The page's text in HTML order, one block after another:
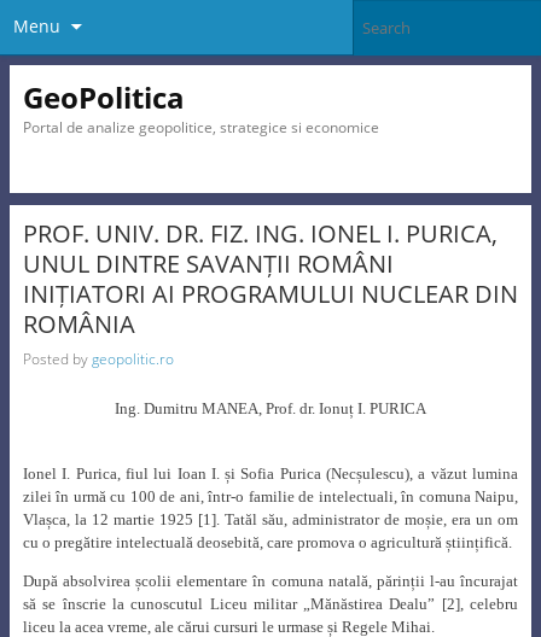
Menu
GeoPolitica
Portal de analize geopolitice, strategice si economice
PROF. UNIV. DR. FIZ. ING. IONEL I. PURICA,
UNUL DINTRE SAVANȚII ROMÂNI
INIȚIATORI AI PROGRAMULUI NUCLEAR DIN
ROMÂNIA
Posted bygeopolitic.ro
Ing. Dumitru MANEA, Prof. dr. Ionuț I. PURICA
Ionel I. Purica, fiul lui Ioan I. și Sofia Purica (Necșulescu), a văzut lumina
zilei în urmă cu 100 de ani, într-o familie de intelectuali, în comuna Naipu,
Vlașca, la 12 martie 1925 [1]. Tatăl său, administrator de moșie, era un om
cu o pregătire intelectuală deosebită, care promova o agricultură științifică.
După absolvirea școlii elementare în comuna natală, părinții l-au încurajat
să se înscrie la cunoscutul Liceu militar
„Mănăstirea Dealu” [2], celebru
liceu la acea vreme, ale cărui cursuri le urmase și Regele Mihai.